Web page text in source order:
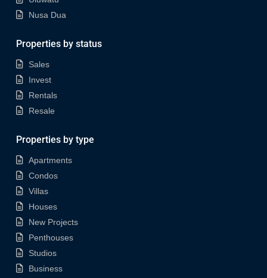
Nusa Dua
Properties by status
Sales
Invest
Rentals
Resale
Properties by type
Apartments
Condos
Villas
Houses
New Projects
Penthouses
Studios
Business